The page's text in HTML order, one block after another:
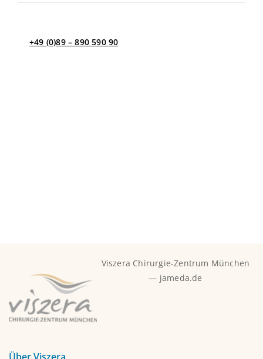
+49 (0)89 – 890 590 90
Viszera Chirurgie-Zentrum München
— jameda.de
Über Viszera